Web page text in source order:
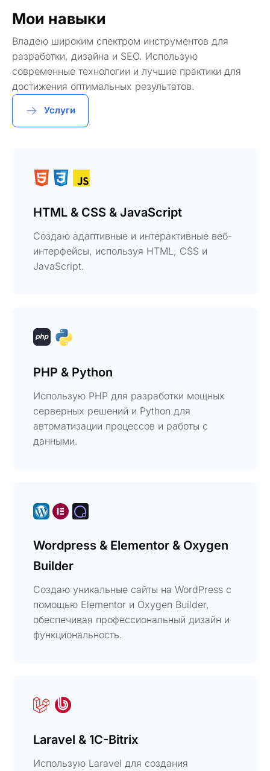
Мои навыки
Владею широким спектром инструментов для
разработки, дизайна и SEO. Использую
современные технологии и лучшие практики для
достижения оптимальных результатов.
Услуги
HTML & CSS & JavaScript
Создаю адаптивные и интерактивные веб-
интерфейсы, используя HTML, CSS и
JavaScript.
PHP & Python
Использую PHP для разработки мощных
серверных решений и Python для
автоматизации процессов и работы с
данными.
Wordpress & Elementor & Oxygen
Builder
Создаю уникальные сайты на WordPress с
помощью Elementor и Oxygen Builder,
обеспечивая профессиональный дизайн и
функциональность.
Laravel & 1C-Bitrix
Использую Laravel для создания